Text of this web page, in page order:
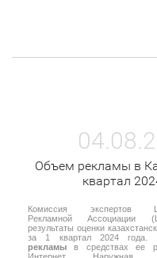
Объем рекламы в
квартал
Комиссия экспертов
Рекламной Ассоциации
результаты оценки
за 1 квартал 2024 года.
рекламы в средствах ее
Интернет, Наружная